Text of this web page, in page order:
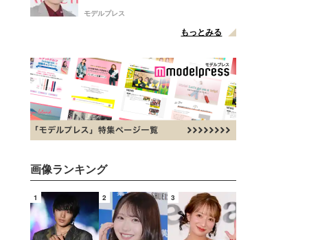
点変更のため
モデルプレス
もっとみる
画像ランキング
1 2 3